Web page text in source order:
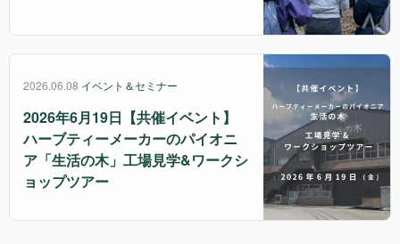
2026.06.08 イベント＆セミナー
2026年6月19日【共催イベント】
ハーブティーメーカーのパイオニ
ア「生活の木」工場見学&ワークシ
ョップツアー